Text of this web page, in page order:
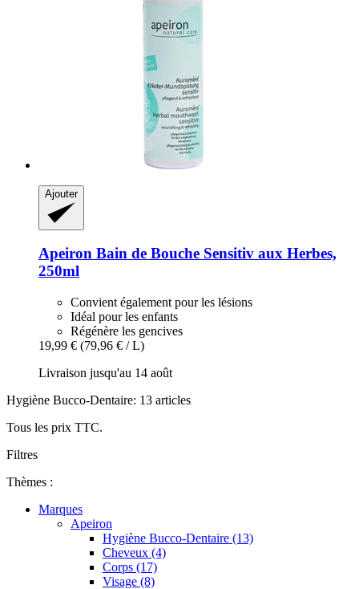
Ajouter
Apeiron Bain de Bouche Sensitiv aux Herbes,
250ml
Convient également pour les lésions
Idéal pour les enfants
Régénère les gencives
19,99 € (79,96 € / L)
Livraison jusqu'au 14 août
Hygiène Bucco-Dentaire: 13 articles
Tous les prix TTC.
Filtres
Thèmes :
Marques
Apeiron
Hygiène Bucco-Dentaire (13)
Cheveux (4)
Corps (17)
Visage (8)